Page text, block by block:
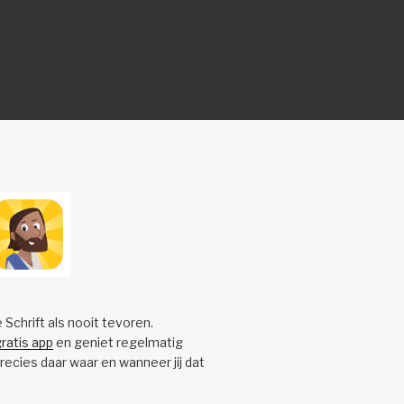
Schrift als nooit tevoren.
app en geniet regelmatig
daar waar en wanneer jij dat